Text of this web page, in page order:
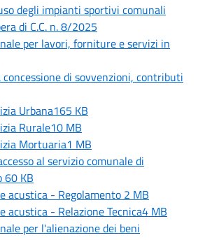
degli impianti sportivi comunali
di C.C. n. 8/2025
per lavori, forniture e servizi in
di sovvenzioni, contributi
Urbana165 KB
Rurale10 MB
Mortuaria1 MB
al servizio comunale di
60 KB
acustica - Regolamento 2 MB
acustica - Relazione Tecnica4 MB
per l'alienazione dei beni